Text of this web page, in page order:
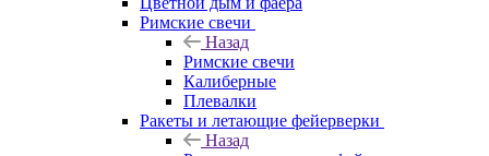
Римские свечи
Назад
Римские свечи
Калиберные
Плевалки
Ракеты и летающие фейерверки
Назад